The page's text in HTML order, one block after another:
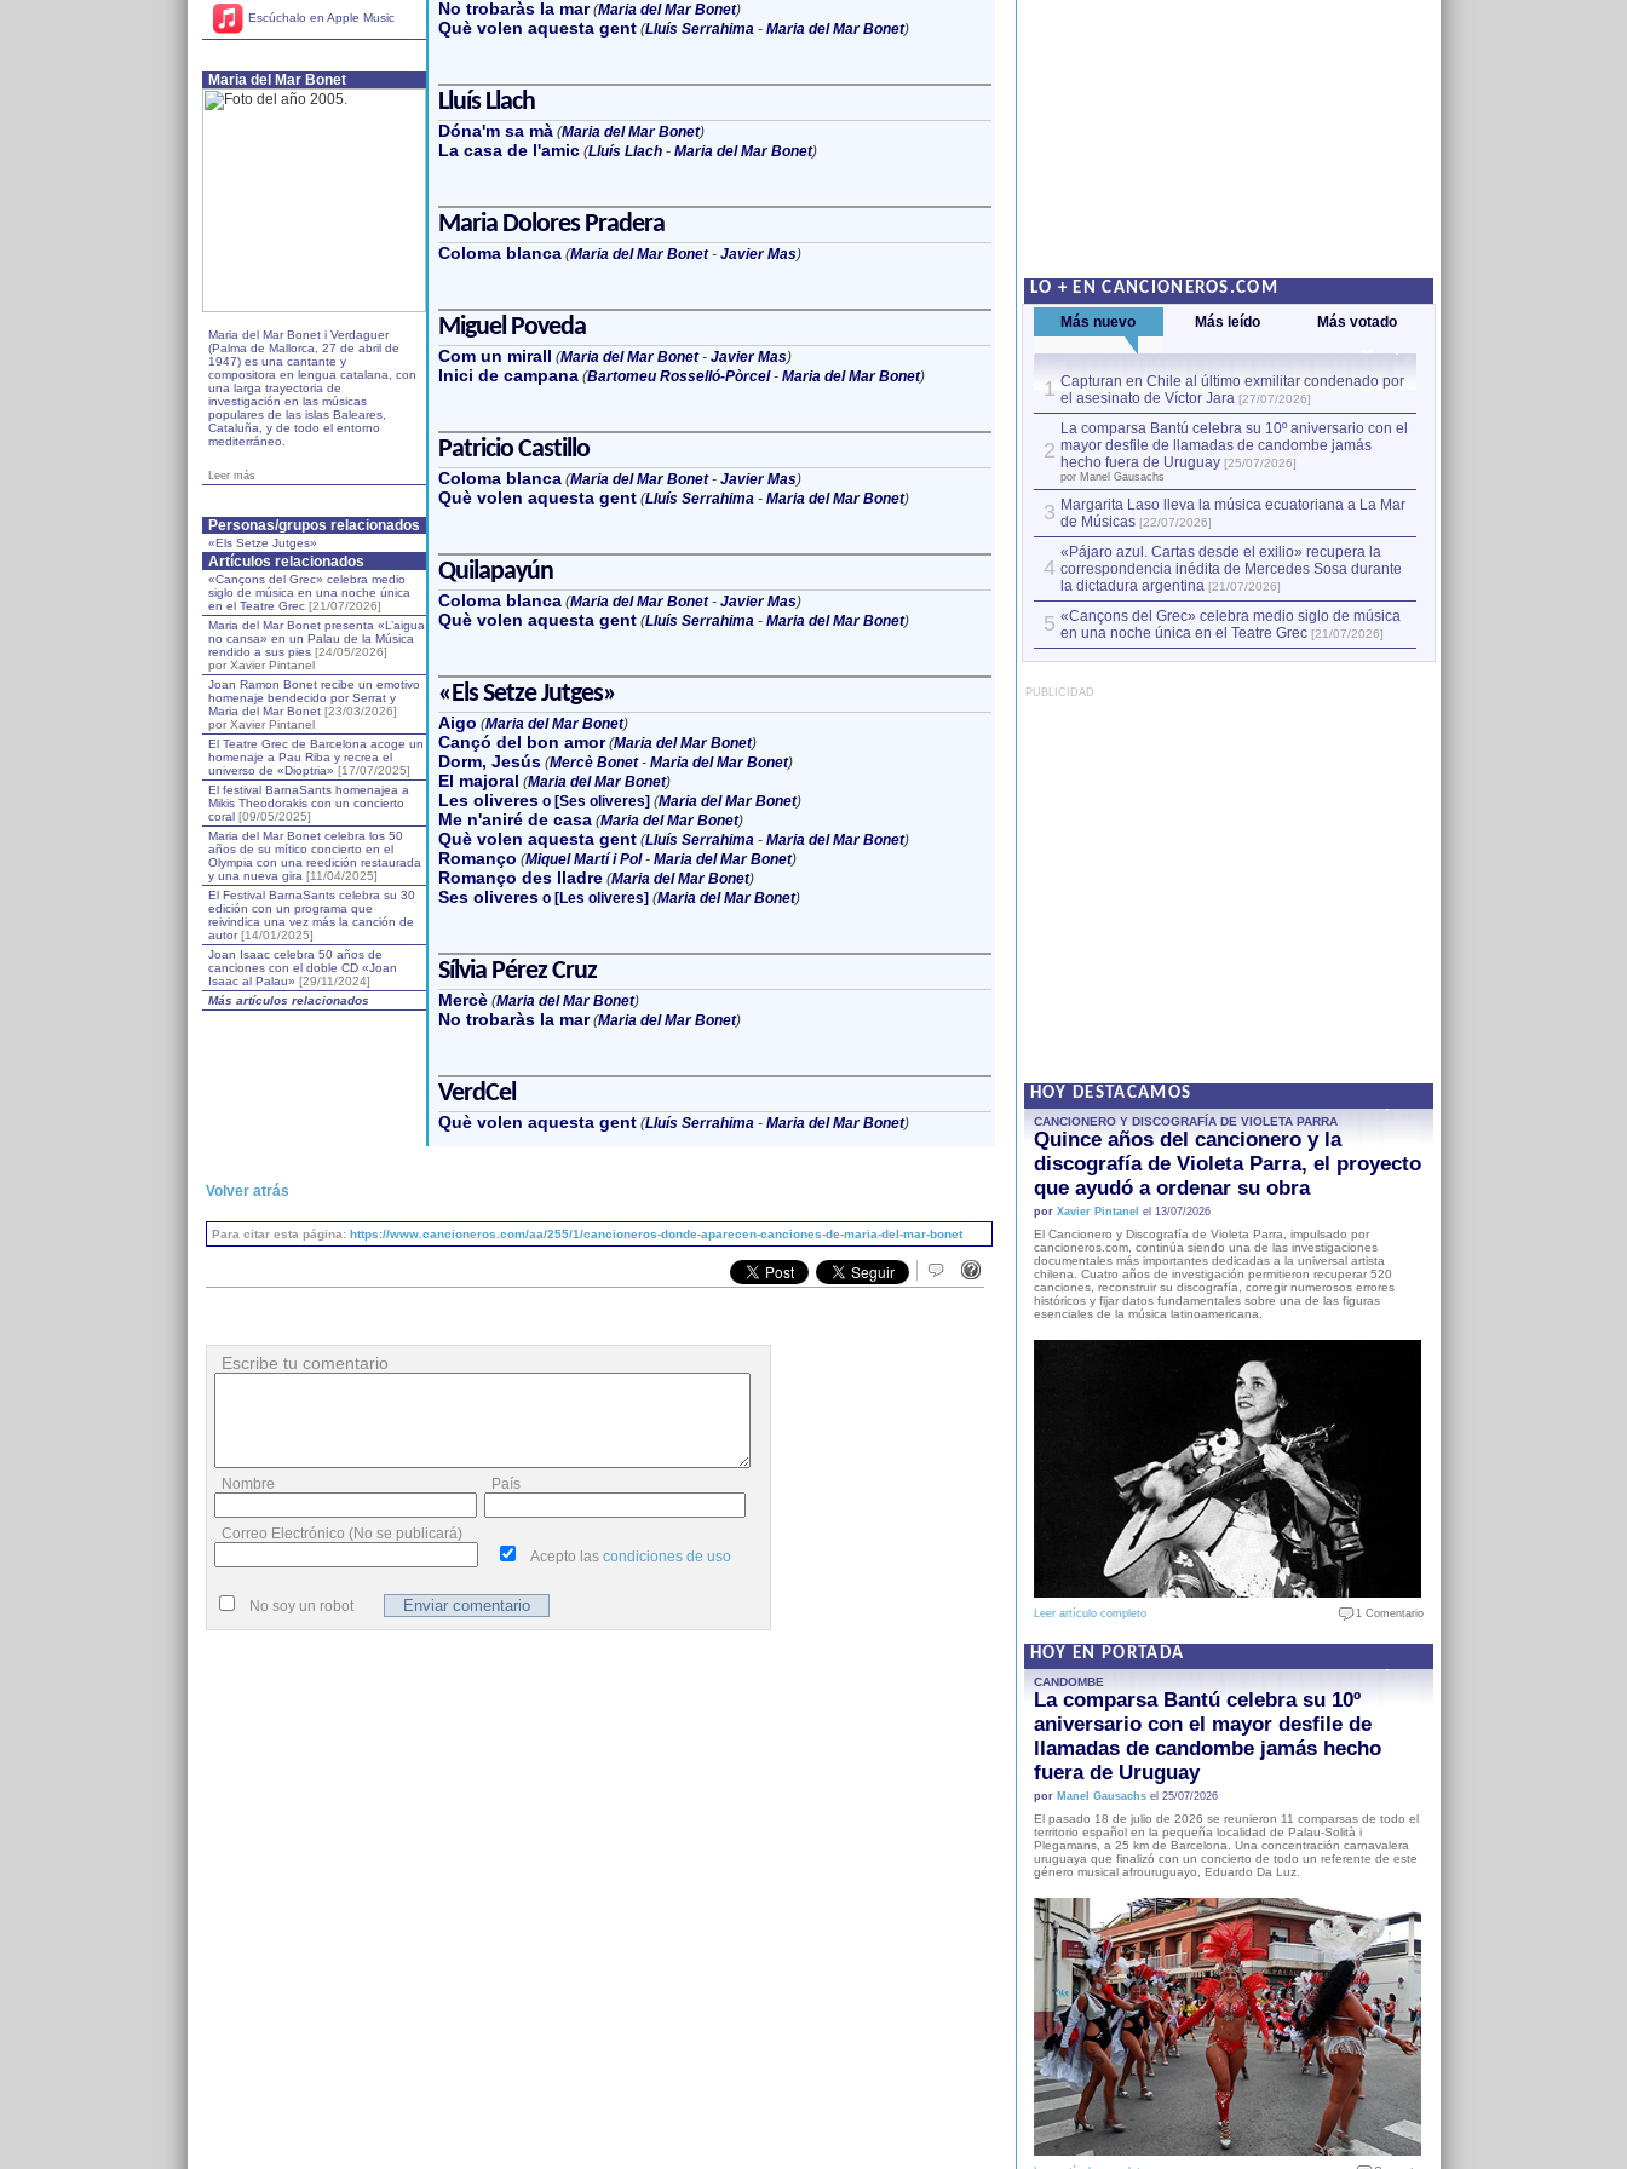
Escúchalo en Apple Music
Maria del Mar Bonet
Maria del Mar Bonet i Verdaguer
(Palma de Mallorca, 27 de abril de
1947) es una cantante y
compositora en lengua catalana, con
una larga trayectoria de
investigación en las músicas
populares de las islas Baleares,
Cataluña, y de todo el entorno
mediterráneo.
Leer más
Personas/grupos relacionados
«Els Setze Jutges»
Artículos relacionados
«Cançons del Grec» celebra medio
siglo de música en una noche única
en el Teatre Grec [21/07/2026]
Maria del Mar Bonet presenta «L’aigua
no cansa» en un Palau de la Música
rendido a sus pies [24/05/2026]
por Xavier Pintanel
Joan Ramon Bonet recibe un emotivo
homenaje bendecido por Serrat y
Maria del Mar Bonet [23/03/2026]
por Xavier Pintanel
El Teatre Grec de Barcelona acoge un
homenaje a Pau Riba y recrea el
universo de «Dioptria» [17/07/2025]
El festival BarnaSants homenajea a
Mikis Theodorakis con un concierto
coral [09/05/2025]
Maria del Mar Bonet celebra los 50
años de su mítico concierto en el
Olympia con una reedición restaurada
y una nueva gira [11/04/2025]
El Festival BarnaSants celebra su 30
edición con un programa que
reivindica una vez más la canción de
autor[14/01/2025]
Joan Isaac celebra 50 años de
canciones con el doble CD «Joan
Isaac al Palau» [29/11/2024]
Más artículos relacionados
No trobaràs la mar (Maria del Mar Bonet)
Què volen aquesta gent (Lluís Serrahima- Maria del Mar Bonet)
Lluís Llach
Dóna'm sa mà (Maria del Mar Bonet)
La casa de l'amic (Lluís Llach- Maria del Mar Bonet)
Maria Dolores Pradera
Coloma blanca (Maria del Mar Bonet- Javier Mas)
Miguel Poveda
Com un mirall (Maria del Mar Bonet- Javier Mas)
Inici de campana (Bartomeu Rosselló-Pòrcel- Maria del Mar Bonet)
Patricio Castillo
Coloma blanca (Maria del Mar Bonet- Javier Mas)
Què volen aquesta gent (Lluís Serrahima- Maria del Mar Bonet)
Quilapayún
Coloma blanca (Maria del Mar Bonet- Javier Mas)
Què volen aquesta gent (Lluís Serrahima- Maria del Mar Bonet)
«Els Setze Jutges»
Aigo (Maria del Mar Bonet)
Cançó del bon amor (Maria del Mar Bonet)
Dorm, Jesús (Mercè Bonet- Maria del Mar Bonet)
El majoral (Maria del Mar Bonet)
Les olivereso [Ses oliveres] (Maria del Mar Bonet)
Me n'aniré de casa (Maria del Mar Bonet)
Què volen aquesta gent (Lluís Serrahima- Maria del Mar Bonet)
Romanço (Miquel Martí i Pol- Maria del Mar Bonet)
Romanço des lladre (Maria del Mar Bonet)
Ses olivereso [Les oliveres] (Maria del Mar Bonet)
Sílvia Pérez Cruz
Mercè (Maria del Mar Bonet)
No trobaràs la mar (Maria del Mar Bonet)
VerdCel
Què volen aquesta gent (Lluís Serrahima- Maria del Mar Bonet)
Volver atrás
Para citar esta página: https://www.cancioneros.com/aa/255/1/cancioneros-donde-aparecen-canciones-de-maria-del-mar-bonet
Escribe tu comentario
Nombre País
Correo Electrónico (No se publicará)
Acepto las condiciones de uso
No soy un robot
LO + EN CANCIONEROS.COM
Más nuevo Más leído Más votado
1 Capturan en Chile al último exmilitar condenado por
el asesinato de Víctor Jara [27/07/2026]
2
La comparsa Bantú celebra su 10º aniversario con el
mayor desfile de llamadas de candombe jamás
hecho fuera de Uruguay [25/07/2026]
por Manel Gausachs
3 Margarita Laso lleva la música ecuatoriana a La Mar
de Músicas [22/07/2026]
4
«Pájaro azul. Cartas desde el exilio» recupera la
correspondencia inédita de Mercedes Sosa durante
la dictadura argentina [21/07/2026]
5 «Cançons del Grec» celebra medio siglo de música
en una noche única en el Teatre Grec [21/07/2026]
PUBLICIDAD
HOY DESTACAMOS
CANCIONERO Y DISCOGRAFÍA DE VIOLETA PARRA
Quince años del cancionero y la
discografía de Violeta Parra, el proyecto
que ayudó a ordenar su obra
por Xavier Pintanel el 13/07/2026
El Cancionero y Discografía de Violeta Parra, impulsado por
cancioneros.com, continúa siendo una de las investigaciones
documentales más importantes dedicadas a la universal artista
chilena. Cuatro años de investigación permitieron recuperar 520
canciones, reconstruir su discografía, corregir numerosos errores
históricos y fijar datos fundamentales sobre una de las figuras
esenciales de la música latinoamericana.
Leer artículo completo 1 Comentario
HOY EN PORTADA
CANDOMBE
La comparsa Bantú celebra su 10º
aniversario con el mayor desfile de
llamadas de candombe jamás hecho
fuera de Uruguay
por Manel Gausachsel 25/07/2026
El pasado 18 de julio de 2026 se reunieron 11 comparsas de todo el
territorio español en la pequeña localidad de Palau-Solità i
Plegamans, a 25 km de Barcelona. Una concentración carnavalera
uruguaya que finalizó con un concierto de todo un referente de este
género musical afrouruguayo, Eduardo Da Luz.